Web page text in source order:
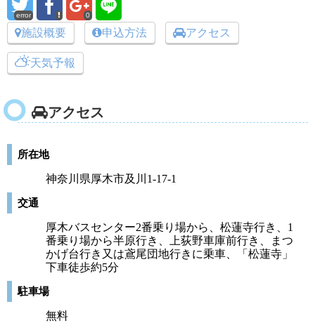
error 0
施設概要 申込方法 アクセス
天気予報
アクセス
所在地
神奈川県厚木市及川1-17-1
交通
厚木バスセンター2番乗り場から、松蓮寺行き、1
番乗り場から半原行き、上荻野車庫前行き、まつ
かげ台行き又は鳶尾団地行きに乗車、「松蓮寺」
下車徒歩約5分
駐車場
無料